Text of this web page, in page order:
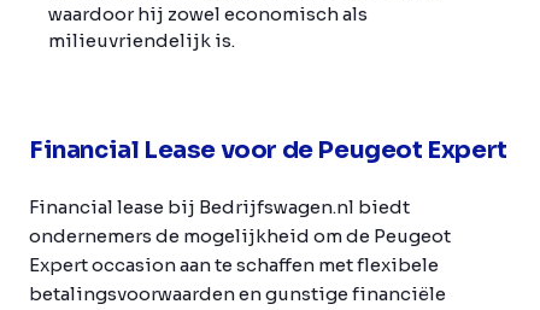
waardoor hij zowel economisch als
milieuvriendelijk is.
Financial Lease voor de Peugeot Expert
Financial lease bij Bedrijfswagen.nl biedt
ondernemers de mogelijkheid om de Peugeot
Expert occasion aan te schaffen met flexibele
betalingsvoorwaarden en gunstige financiële